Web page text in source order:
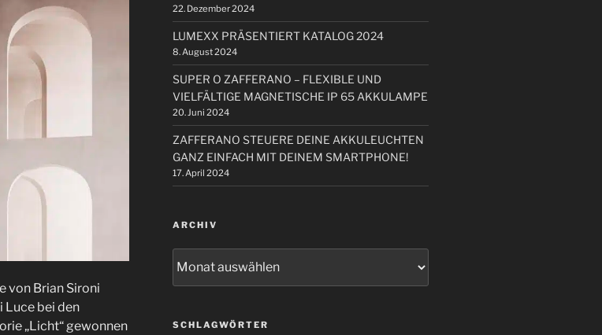
von Brian Sironi
bei den
„Licht“ gewonnen
22. Dezember 2024
LUMEXX PRÄSENTIERT KATALOG 2024
8. August 2024
SUPER O ZAFFERANO – FLEXIBLE UND
VIELFÄLTIGE MAGNETISCHE IP 65 AKKULAMPE
20. Juni 2024
ZAFFERANO STEUERE DEINE AKKULEUCHTEN
GANZ EINFACH MIT DEINEM SMARTPHONE!
17. April 2024
ARCHIV
SCHLAGWÖRTER